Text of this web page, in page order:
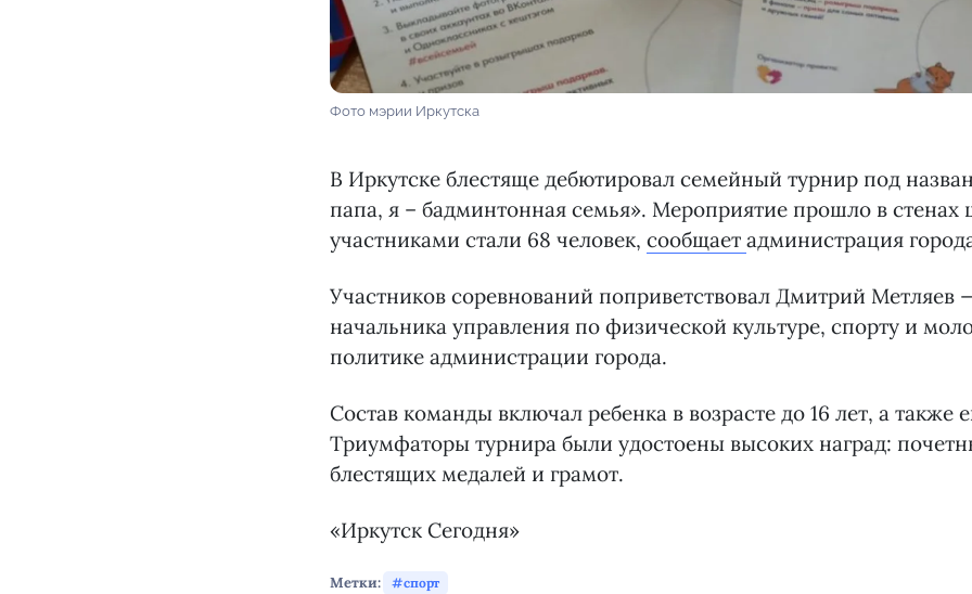
Фото мэрии Иркутска
В Иркутске блестяще дебютировал семейный турнир под
папа, я – бадминтонная семья». Мероприятие прошло в
участниками стали 68 человек, сообщает администрация
Участников соревнований поприветствовал Дмитрий Метляев
начальника управления по физической культуре, спорту и
политике администрации города.
Состав команды включал ребенка в возрасте до 16 лет, а также
Триумфаторы турнира были удостоены высоких наград:
блестящих медалей и грамот.
«Иркутск Сегодня»
Метки: спорт